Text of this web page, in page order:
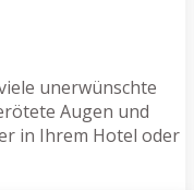
unerwünschte
Augen und
in Ihrem Hotel oder